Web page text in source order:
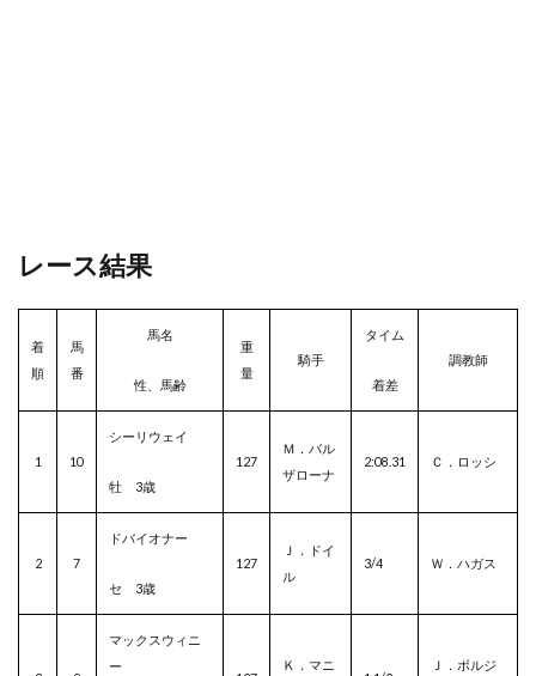
レース結果
着
順
馬
番
馬名
性、馬齢
重
量
騎手
タイム
着差
調教師
1 10
シーリウェイ
牡 3歳
127
Ｍ．バル
ザローナ
2:08.31 Ｃ．ロッシ
2 7
ドバイオナー
セ 3歳
127
Ｊ．ドイ
ル
3/4 Ｗ．ハガス
マックスウィニ
ー
Ｋ．マニ
Ｊ．ボルジ